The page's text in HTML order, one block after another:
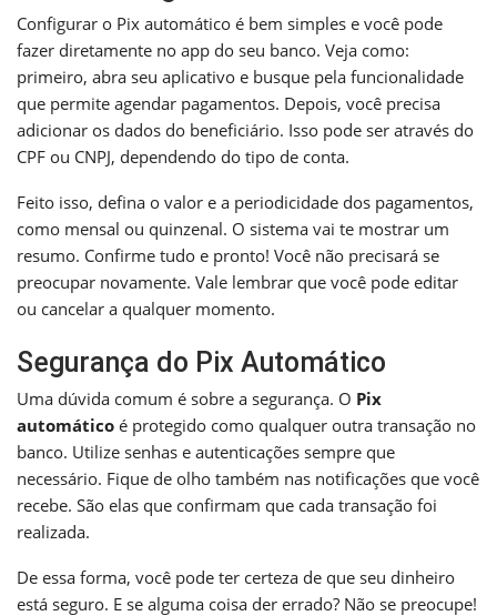
Configurar o Pix automático é bem simples e você pode
fazer diretamente no app do seu banco. Veja como:
primeiro, abra seu aplicativo e busque pela funcionalidade
que permite agendar pagamentos. Depois, você precisa
adicionar os dados do beneficiário. Isso pode ser através do
CPF ou CNPJ, dependendo do tipo de conta.
Feito isso, defina o valor e a periodicidade dos pagamentos,
como mensal ou quinzenal. O sistema vai te mostrar um
resumo. Confirme tudo e pronto! Você não precisará se
preocupar novamente. Vale lembrar que você pode editar
ou cancelar a qualquer momento.
Segurança do Pix Automático
Uma dúvida comum é sobre a segurança. O Pix
automático é protegido como qualquer outra transação no
banco. Utilize senhas e autenticações sempre que
necessário. Fique de olho também nas notificações que você
recebe. São elas que confirmam que cada transação foi
realizada.
De essa forma, você pode ter certeza de que seu dinheiro
está seguro. E se alguma coisa der errado? Não se preocupe!